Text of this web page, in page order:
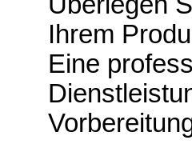
Ihrem
Eine